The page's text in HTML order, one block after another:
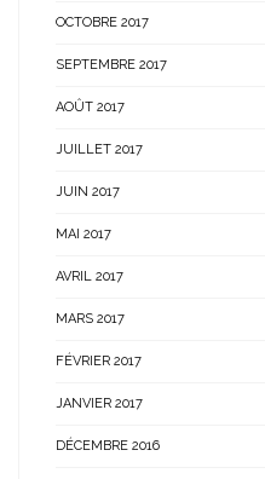
OCTOBRE 2017
SEPTEMBRE 2017
AOÛT 2017
JUILLET 2017
JUIN 2017
MAI 2017
AVRIL 2017
MARS 2017
FÉVRIER 2017
JANVIER 2017
DÉCEMBRE 2016